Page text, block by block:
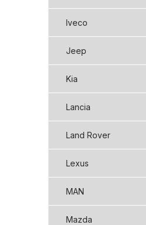
Iveco
Jeep
Kia
Lancia
Land Rover
Lexus
MAN
Mazda